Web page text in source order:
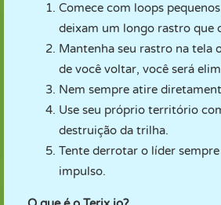
Comece com loops
deixam um longo rastro que
Mantenha seu rastro na tela
de você voltar, você será
Nem sempre atire
Use seu próprio território
destruição da trilha.
Tente derrotar o líder
impulso.